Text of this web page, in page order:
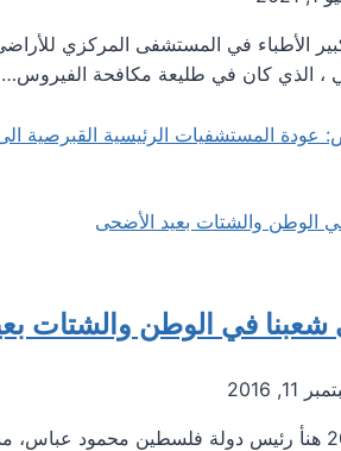
كبير الأطباء في المستشفى المركزي
، الذي كان في طليعة مكافحة الفيروس…
عودة المستشفيات الرئيسية القبرصية
شعبنا في الوطن والشتات
11, 2016
رام الله 11-9-2016 هنأ رئيس دولة فلسطين